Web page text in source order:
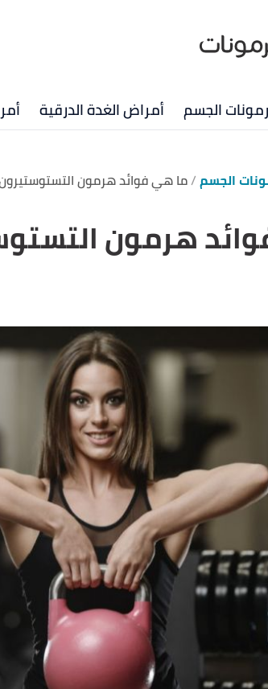
الجسم أمراض الغدة الدرقية
الجسم ما هي فوائد هرمون
هرمون